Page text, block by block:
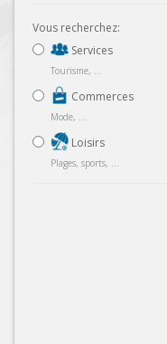
Vous recherchez:
Services
Tourisme, ...
Commerces
Mode, ...
Loisirs
Plages, sports, ...